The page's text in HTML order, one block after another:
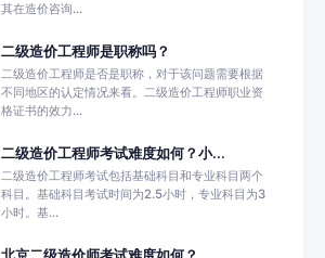
其在造价咨询...
二级造价工程师是职称吗？
二级造价工程师是否是职称，对于该问题需要根据
不同地区的认定情况来看。二级造价工程师职业资
格证书的效力...
二级造价工程师考试难度如何？小...
二级造价工程师考试包括基础科目和专业科目两个
科目。基础科目考试时间为2.5小时，专业科目为3
小时。基...